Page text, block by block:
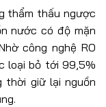
thẩm thấu ngược
nước có độ mặn
công nghệ RO
loại bỏ tới 99,5%
thời giữ lại nguồn